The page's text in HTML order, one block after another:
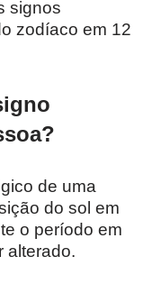
signos
zodíaco em 12
de uma
do sol em
o período em
alterado.